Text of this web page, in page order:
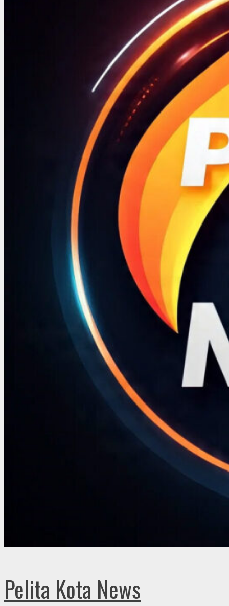
Pelita Kota News